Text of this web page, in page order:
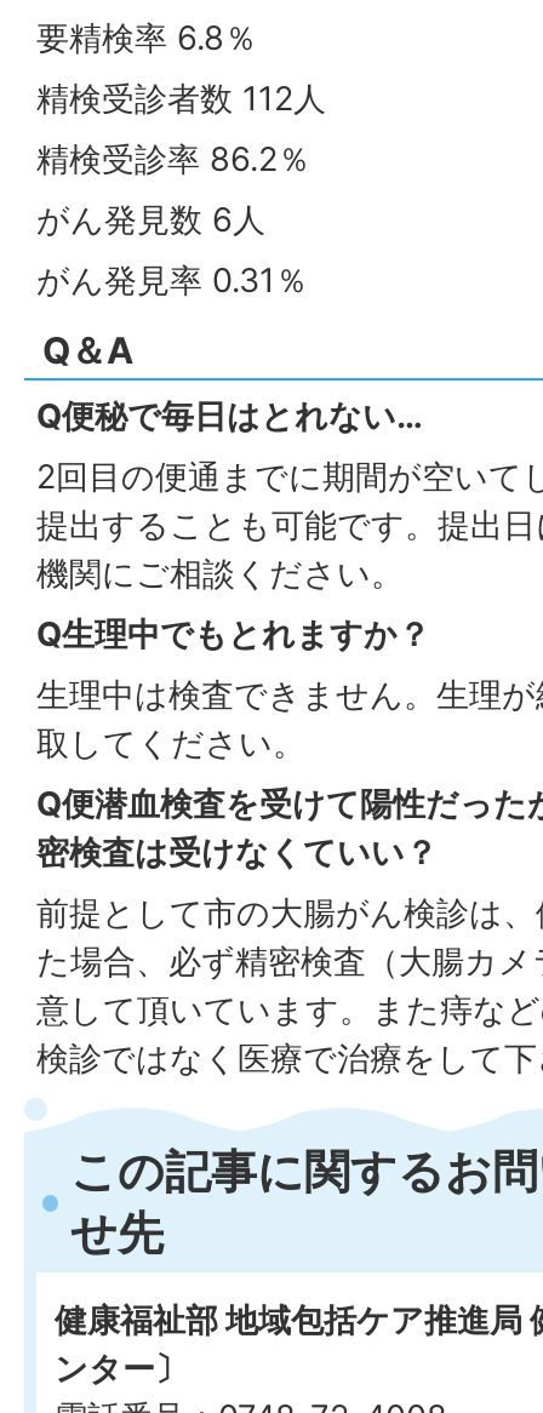
要精検率 6.8％
精検受診者数 112人
精検受診率 86.2％
がん発見数 6人
がん発見率 0.31％
Q＆A
Q便秘で毎日はとれない…
2回目の便通までに期間が空いて
提出することも可能です。提出
機関にご相談ください。
Q生理中でもとれますか？
生理中は検査できません。生理
取してください。
Q便潜血検査を受けて陽性だっ
密検査は受けなくていい？
前提として市の大腸がん検診は
た場合、必ず精密検査（大腸カ
意して頂いています。また痔な
検診ではなく医療で治療をして
この記事に関するお
せ先
健康福祉部 地域包括ケア推進局
ンター〕